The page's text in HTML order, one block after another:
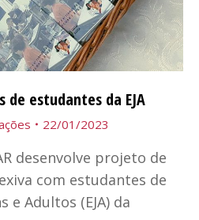
estudantes da EJA
22/01/2023
desenvolve projeto de
com estudantes de
e Adultos (EJA) da